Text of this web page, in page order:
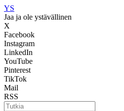
YS
Jaa ja ole ystävällinen
X
Facebook
Instagram
LinkedIn
YouTube
Pinterest
TikTok
Mail
RSS